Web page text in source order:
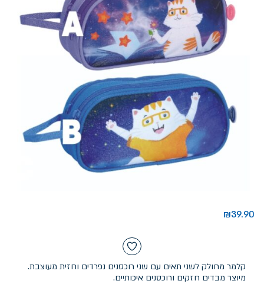
₪39.90
קלמר מחולק לשני תאים עם שני רוכסנים נפרדים וחזית מעוצבת.
מיוצר מבדים חזקים ורוכסנים איכותיים.